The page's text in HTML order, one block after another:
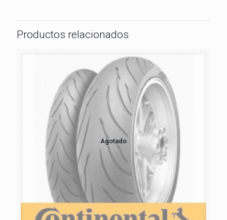
Productos relacionados
Agotado